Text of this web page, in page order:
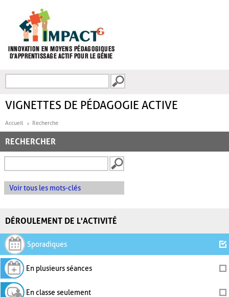
FORMULAIRE DE
VIGNETTES DE PÉDAGOGIE ACTIVE
Accueil Recherche
RECHERCHER
Voir tous les mots-clés
DÉROULEMENT DE L'ACTIVITÉ
Sporadiques
En plusieurs séances
En classe seulement